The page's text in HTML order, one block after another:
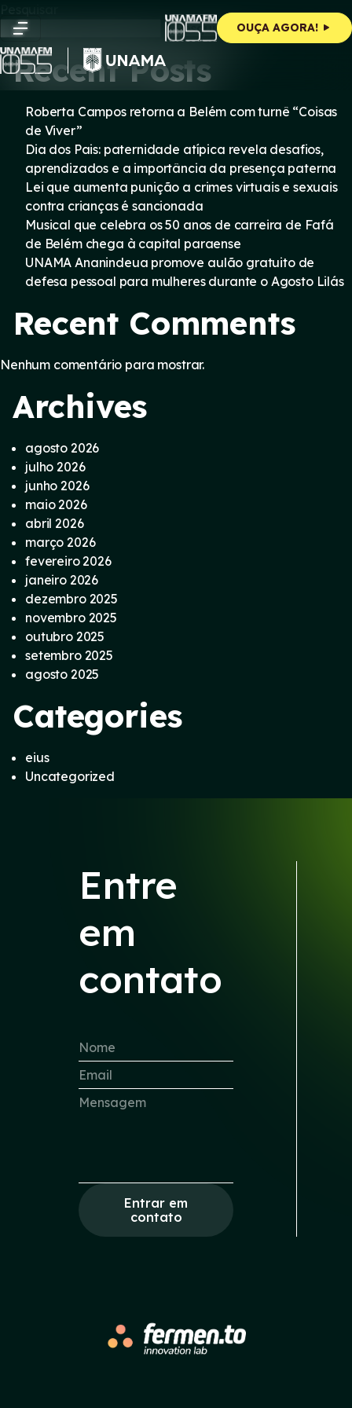
content
OUÇA AGORA!
Pesquisar
Pesquisar
Recent Posts
Roberta Campos retorna a Belém com turnê “Coisas
de Viver”
Dia dos Pais: paternidade atípica revela desafios,
aprendizados e a importância da presença paterna
Lei que aumenta punição a crimes virtuais e sexuais
contra crianças é sancionada
Musical que celebra os 50 anos de carreira de Fafá
de Belém chega à capital paraense
UNAMA Ananindeua promove aulão gratuito de
defesa pessoal para mulheres durante o Agosto Lilás
Recent Comments
Nenhum comentário para mostrar.
Archives
agosto 2026
julho 2026
junho 2026
maio 2026
abril 2026
março 2026
fevereiro 2026
janeiro 2026
dezembro 2025
novembro 2025
outubro 2025
setembro 2025
agosto 2025
Categories
eius
Uncategorized
Entre
em
contato
Entrar em
contato